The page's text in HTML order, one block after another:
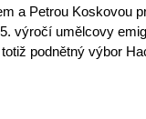
a Petrou Koskovou
výročí umělcovy
podnětný výbor